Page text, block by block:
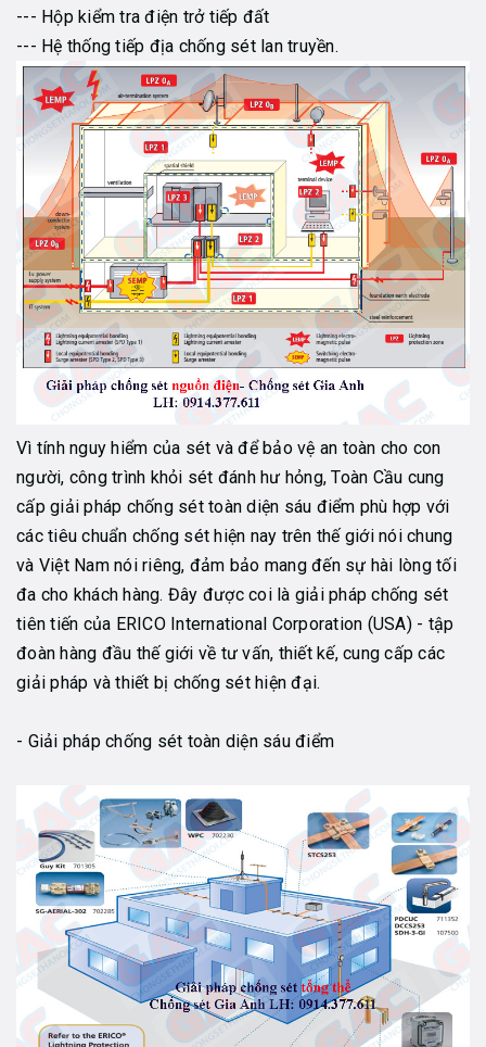
--- Hộp kiểm tra điện trở tiếp đất
--- Hệ thống tiếp địa chống sét lan truyền.
Vì tính nguy hiểm của sét và để bảo vệ an toàn cho con
người, công trình khỏi sét đánh hư hỏng, Toàn Cầu cung
cấp giải pháp chống sét toàn diện sáu điểm phù hợp với
các tiêu chuẩn chống sét hiện nay trên thế giới nói chung
và Việt Nam nói riêng, đảm bảo mang đến sự hài lòng tối
đa cho khách hàng. Đây được coi là giải pháp chống sét
tiên tiến của ERICO International Corporation (USA) - tập
đoàn hàng đầu thế giới về tư vấn, thiết kế, cung cấp các
giải pháp và thiết bị chống sét hiện đại.
- Giải pháp chống sét toàn diện sáu điểm